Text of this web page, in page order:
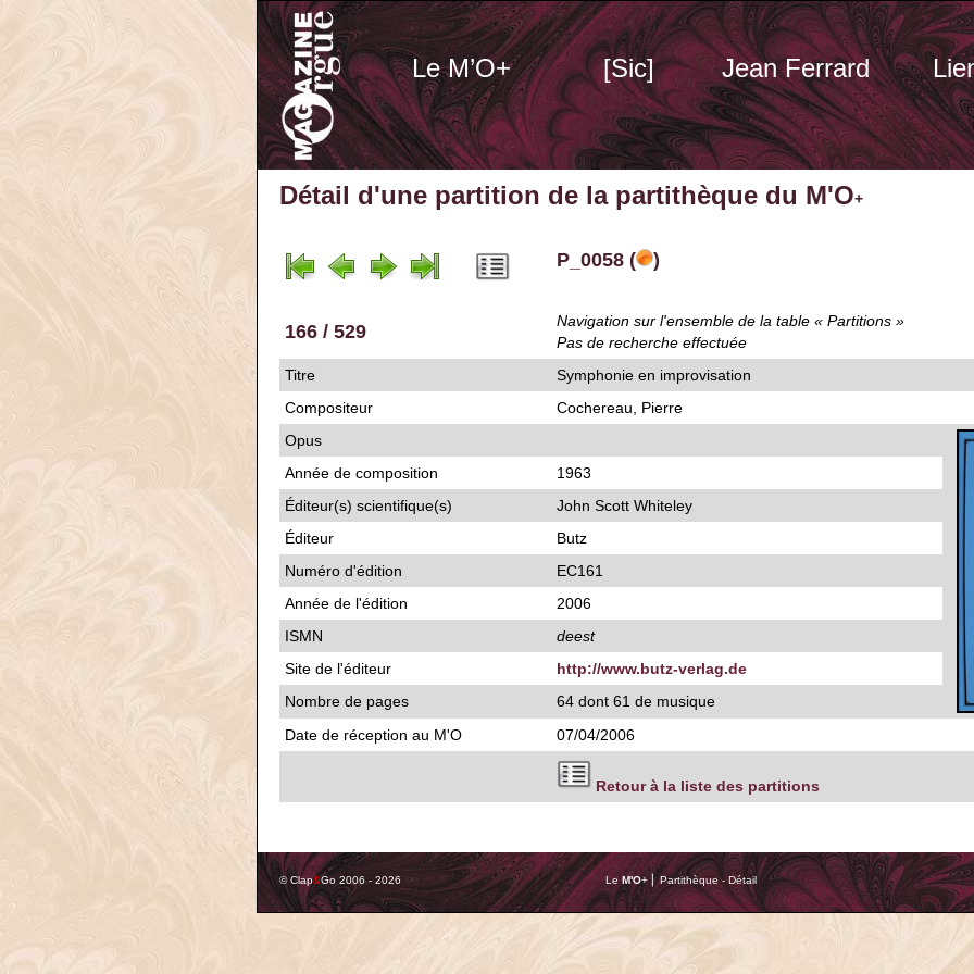
Le M’O+ [Sic] Jean Ferrard
Détail d'une partition de la partithèque du M'O+
P_0058 ( )
166 / 529
Navigation sur l'ensemble de la table « Partitions »
Pas de recherche effectuée
Titre
Symphonie en improvisation
Compositeur
Cochereau, Pierre
Opus
Année de composition
1963
Éditeur(s) scientifique(s)
John Scott Whiteley
Éditeur
Butz
Numéro d'édition
EC161
Année de l'édition
2006
ISMN
deest
Site de l'éditeur
http://www.butz-verlag.de
Nombre de pages
64 dont 61 de musique
Date de réception au M'O
07/04/2006
Retour à la liste des partitions
© Clap&Go 2006 - 2026 Le M'O+ ⎢ Partithèque - Détail